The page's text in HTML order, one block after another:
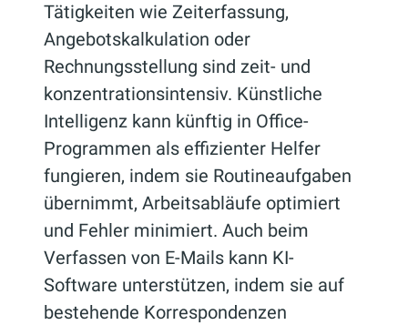
Tätigkeiten wie Zeiterfassung,
Angebotskalkulation oder
Rechnungsstellung sind zeit- und
konzentrationsintensiv. Künstliche
Intelligenz kann künftig in Office-
Programmen als effizienter Helfer
fungieren, indem sie Routineaufgaben
übernimmt, Arbeitsabläufe optimiert
und Fehler minimiert. Auch beim
Verfassen von E-Mails kann KI-
Software unterstützen, indem sie auf
bestehende Korrespondenzen